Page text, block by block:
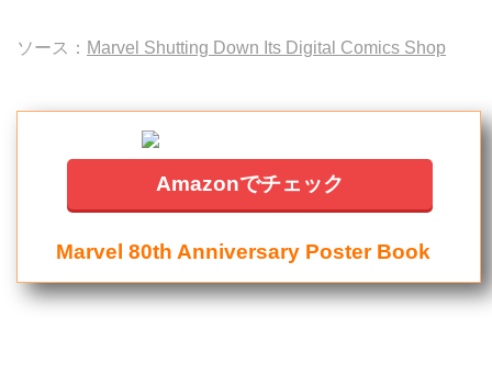
ソース： Marvel Shutting Down Its Digital Comics Shop
Amazonでチェック
Marvel 80th Anniversary Poster Book